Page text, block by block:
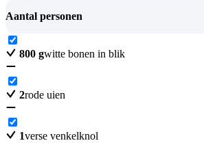
Aantal personen
800 gwitte bonen in blik
2rode uien
1verse venkelknol